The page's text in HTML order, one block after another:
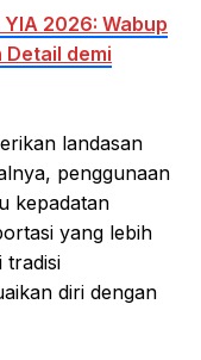
2026: Wabup
Detail demi
landasan
penggunaan
kepadatan
yang lebih
tradisi
diri dengan